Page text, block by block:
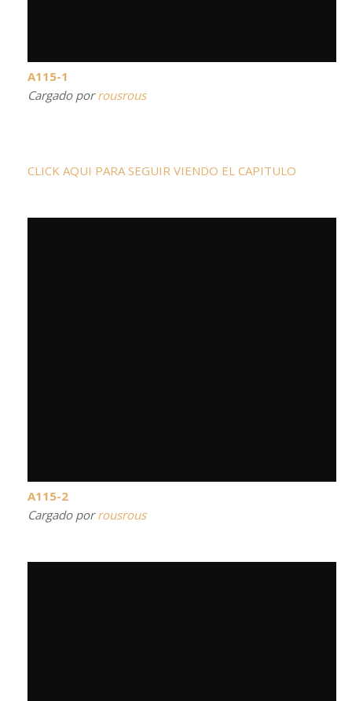
A115-1
Cargado porrousrous
CLICK AQUI PARA SEGUIR VIENDO EL CAPITULO
A115-2
Cargado porrousrous